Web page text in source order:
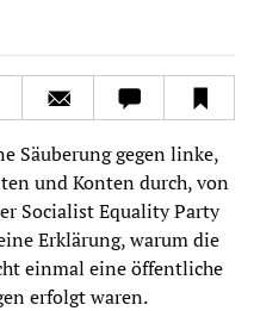
Säuberung gegen linke,
und Konten durch, von
Socialist Equality Party
Erklärung, warum die
einmal eine öffentliche
erfolgt waren.